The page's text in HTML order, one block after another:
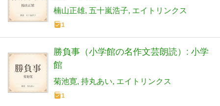
楠山正雄 五十嵐浩子 エイトリンクス
1
勝負事（小学館の名作文芸朗読）: 小学
館
菊池寛 持丸あい エイトリンクス
1